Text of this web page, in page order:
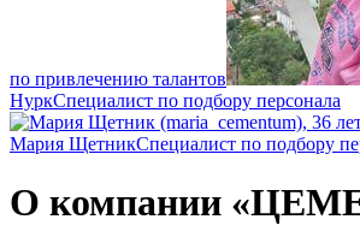
по привлечению талантов
НуркСпециалист по подбору персонала
Мария ЩетникСпециалист по подбору
О компании